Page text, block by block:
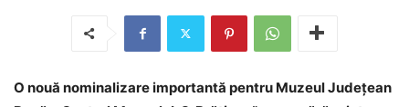
O nouă nominalizare importantă pentru Muzeul Județean